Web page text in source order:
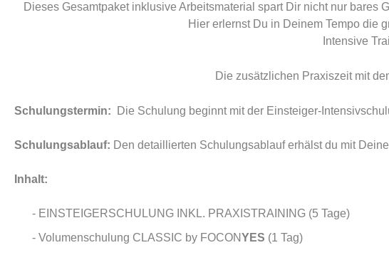
Dieses Gesamtpaket inklusive Arbeitsmaterial spart Dir nicht nur bares
Hier erlernst Du in Deinem Tempo die
Intensive
Die zusätzlichen Praxiszeit mit
Schulungstermin: Die Schulung beginnt mit der Einsteiger-
Schulungsablauf: Den detaillierten Schulungsablauf erhälst du mit
Inhalt:
- EINSTEIGERSCHULUNG INKL. PRAXISTRAINING (5 Tage)
- Volumenschulung CLASSIC by FOCONYES (1 Tag)